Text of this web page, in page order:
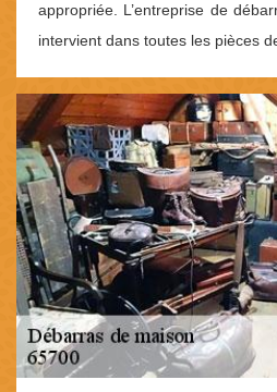
appropriée. L’entreprise de
intervient dans toutes les pièces